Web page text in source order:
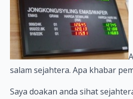
salam sejahtera. Apa khabar
Saya doakan anda sihat